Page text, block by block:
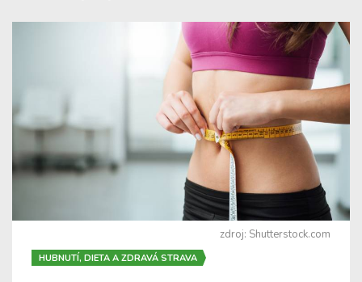
zdroj: Shutterstock.com
HUBNUTÍ, DIETA A ZDRAVÁ STRAVA